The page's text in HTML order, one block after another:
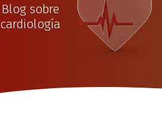
Blog sobre
cardiología